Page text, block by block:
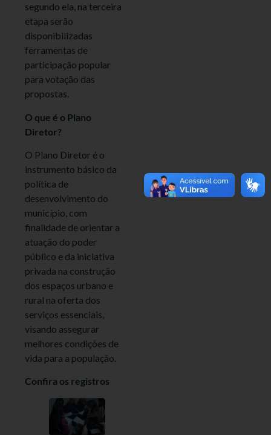
segundo ela, na terceira
etapa serão
disponibilizadas
ferramentas de
participação popular
para votação das
propostas.
O que é o Plano
Diretor?
O Plano Diretor é o
instrumento básico da
política de
desenvolvimento do
município, com
finalidade de orientar a
atuação do poder
público e da iniciativa
privada na construção
dos espaços urbano e
rural na oferta dos
serviços essenciais,
visando assegurar
melhores condições de
vida para a população.
Confira os registros